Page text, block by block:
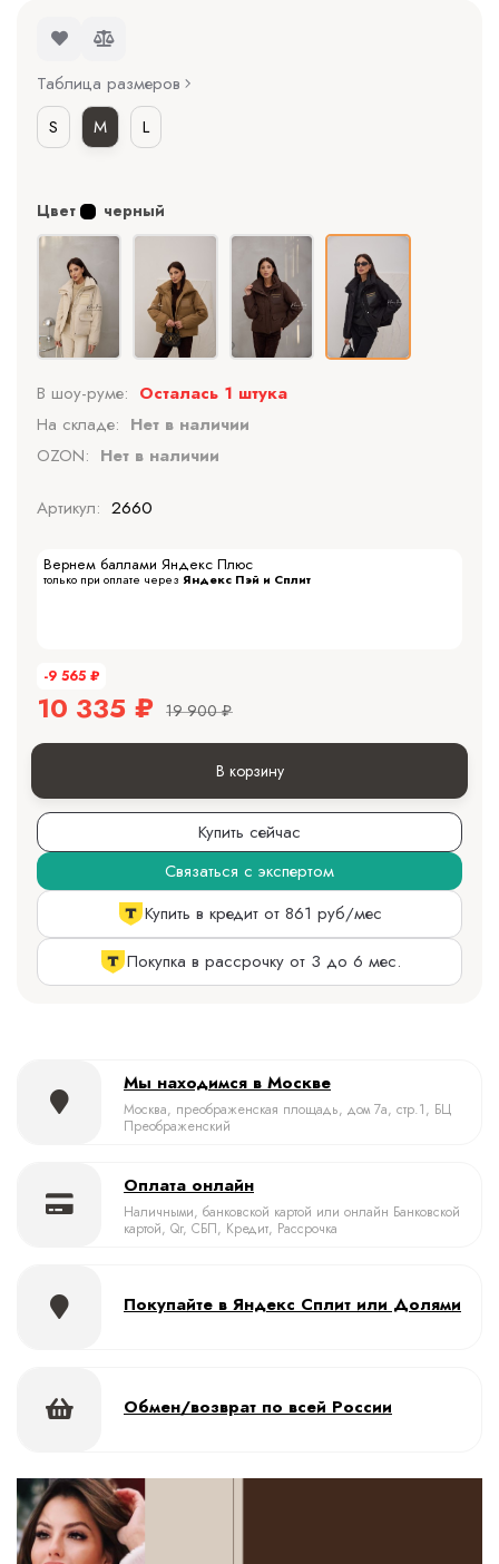
Таблица размеров
S
M L
Цвет черный
В шоу-руме: Осталась 1 штука
На складе: Нет в наличии
OZON: Нет в наличии
Артикул: 2660
Вернем баллами Яндекс Плюс
только при оплате через Яндекс Пэй и Сплит
-9 565 ₽
10 335 ₽ 19 900 ₽
В корзину
Купить сейчас
Связаться с экспертом
Купить в кредит от 861 руб/мес
Покупка в рассрочку от 3 до 6 мес.
Мы находимся в Москве
Москва, преображенская площадь, дом 7а, стр.1, БЦ
Преображенский
Оплата онлайн
Наличными, банковской картой или онлайн Банковской
картой, Qr, СБП, Кредит, Рассрочка
Покупайте в Яндекс Сплит или Долями
Обмен/возврат по всей России